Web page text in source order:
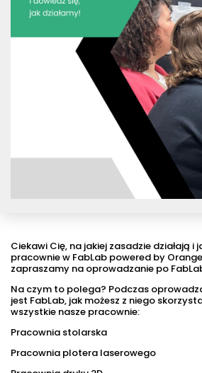
Ciekawi Cię, na jakiej zasadzie działają i
pracownie w FabLab powered by
zapraszamy na oprowadzanie po
Na czym to polega? Podczas
jest FabLab, jak możesz z niego
wszystkie nasze pracownie:
Pracownia stolarska
Pracownia plotera laserowego